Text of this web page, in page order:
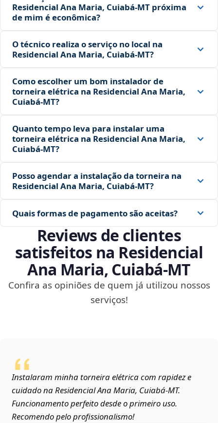
Residencial Ana Maria, Cuiabá‑MT próxima
de mim é econômica?
O técnico realiza o serviço no local na
Residencial Ana Maria, Cuiabá‑MT?
Como escolher um bom instalador de
torneira elétrica na Residencial Ana Maria,
Cuiabá‑MT?
Quanto tempo leva para instalar uma
torneira elétrica na Residencial Ana Maria,
Cuiabá‑MT?
Posso agendar a instalação da torneira na
Residencial Ana Maria, Cuiabá‑MT?
Quais formas de pagamento são aceitas?
Reviews de clientes
satisfeitos na Residencial
Ana Maria, Cuiabá‑MT
Confira as opiniões de quem já utilizou nossos
serviços!
Instalaram minha torneira elétrica com rapidez e
cuidado na Residencial Ana Maria, Cuiabá‑MT.
Funcionamento perfeito desde o primeiro uso.
Recomendo pelo profissionalismo!